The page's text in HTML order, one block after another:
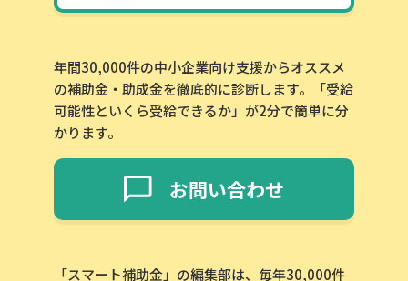
年間30,000件の中小企業向け支援からオススメ
の補助金・助成金を徹底的に診断します。「受給
可能性といくら受給できるか」が2分で簡単に分
かります。
お問い合わせ
「スマート補助金」の編集部は、毎年30,000件